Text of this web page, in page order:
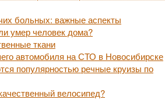
больных: важные аспекты
умер человек дома?
ткани
автомобиля на СТО в Новосибирске
популярностью речные круизы по
велосипед?